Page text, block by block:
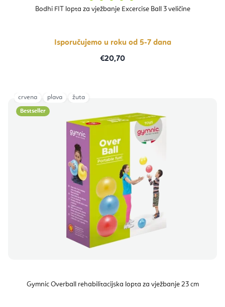
Bodhi FIT lopta za vježbanje Excercise Ball 3 veličine
proizvoda
je
zvjezdica.
Isporučujemo u roku od 5-7 dana
€20,70
Bestseller
Gymnic Overball rehabilitacijska lopta za vježbanje 23 cm
crvena plava žuta